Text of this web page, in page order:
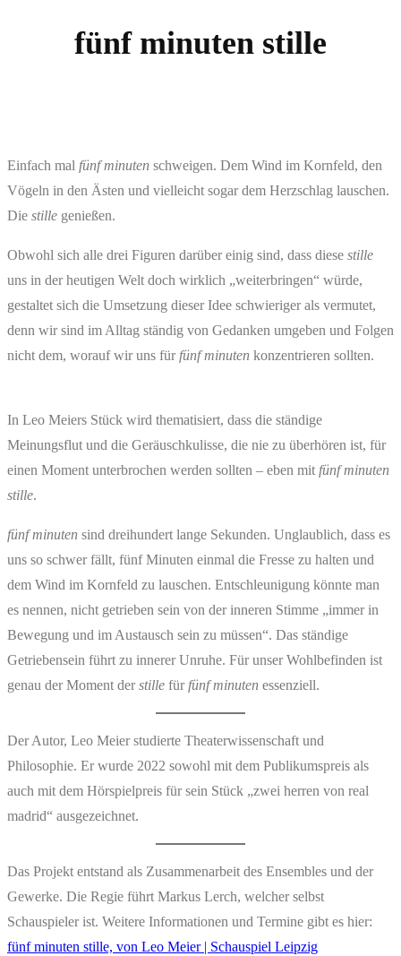
fünf minuten stille
Einfach mal fünf minuten schweigen. Dem Wind im Kornfeld, den
Vögeln in den Ästen und vielleicht sogar dem Herzschlag lauschen.
Die stille genießen.
Obwohl sich alle drei Figuren darüber einig sind, dass diese stille
uns in der heutigen Welt doch wirklich „weiterbringen“ würde,
gestaltet sich die Umsetzung dieser Idee schwieriger als vermutet,
denn wir sind im Alltag ständig von Gedanken umgeben und Folgen
nicht dem, worauf wir uns für fünf minuten konzentrieren sollten.
In Leo Meiers Stück wird thematisiert, dass die ständige
Meinungsflut und die Geräuschkulisse, die nie zu überhören ist, für
einen Moment unterbrochen werden sollten – eben mit fünf minuten
stille.
fünf minuten sind dreihundert lange Sekunden. Unglaublich, dass es
uns so schwer fällt, fünf Minuten einmal die Fresse zu halten und
dem Wind im Kornfeld zu lauschen. Entschleunigung könnte man
es nennen, nicht getrieben sein von der inneren Stimme „immer in
Bewegung und im Austausch sein zu müssen“. Das ständige
Getriebensein führt zu innerer Unruhe. Für unser Wohlbefinden ist
genau der Moment derstille für fünf minuten essenziell.
Der Autor, Leo Meier studierte Theaterwissenschaft und
Philosophie. Er wurde 2022 sowohl mit dem Publikumspreis als
auch mit dem Hörspielpreis für sein Stück „zwei herren von real
madrid“ ausgezeichnet.
Das Projekt entstand als Zusammenarbeit des Ensembles und der
Gewerke. Die Regie führt Markus Lerch, welcher selbst
Schauspieler ist. Weitere Informationen und Termine gibt es hier:
fünf minuten stille, von Leo Meier | Schauspiel Leipzig